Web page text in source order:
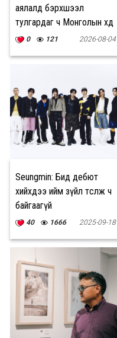
аялалд бэрхшээл
тулгардаг ч Монголын хөдөө
бол миний АЗ ЖАРГАЛЫН
0 121 2026-08-04
Seungmin: Бид дебют
хийхдээ ийм зүйл төсөөлж ч
байгаагүй
40 1666 2025-09-18